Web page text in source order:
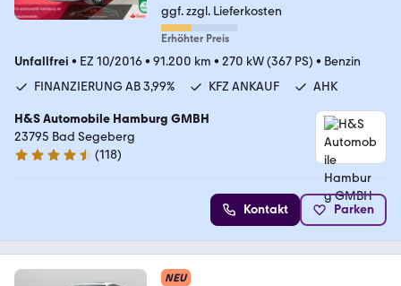
ggf. zzgl. Lieferkosten
Erhöhter Preis
Unfallfrei • EZ 10/2016• 91.200 km • 270 kW (367 PS) • Benzin
FINANZIERUNG AB 3,99%
KFZ ANKAUF AHK
H&S Automobile Hamburg GMBH
23795 Bad Segeberg
4.6 Sterne
(118)
Kontakt Parken
NEU